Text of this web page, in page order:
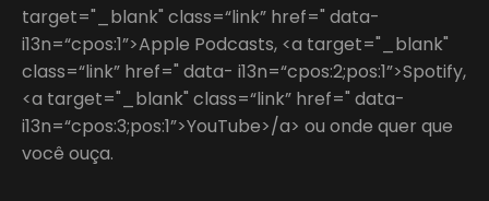
target="_blank" class=“link” href=" data-
i13n=“cpos:1”>Apple Podcasts, <a target="_blank"
class=“link” href=" data- i13n=“cpos:2;pos:1”>Spotify,
<a target="_blank" class=“link” href=" data-
i13n=“cpos:3;pos:1”>YouTube>/a> ou onde quer que
você ouça.